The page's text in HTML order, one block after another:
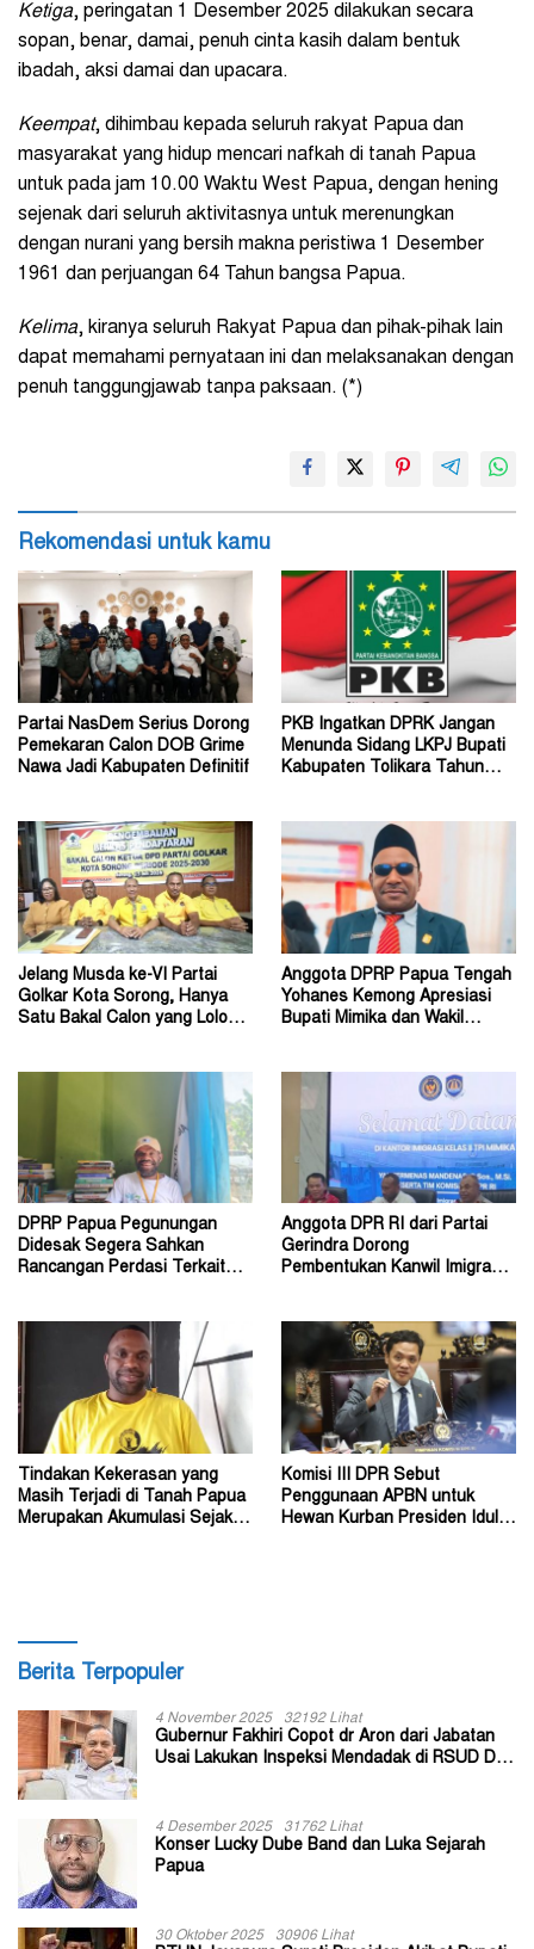
Ketiga, peringatan 1 Desember 2025 dilakukan secara
sopan, benar, damai, penuh cinta kasih dalam bentuk
ibadah, aksi damai dan upacara.
Keempat, dihimbau kepada seluruh rakyat Papua dan
masyarakat yang hidup mencari nafkah di tanah Papua
untuk pada jam 10.00 Waktu West Papua, dengan hening
sejenak dari seluruh aktivitasnya untuk merenungkan
dengan nurani yang bersih makna peristiwa 1 Desember
1961 dan perjuangan 64 Tahun bangsa Papua.
Kelima, kiranya seluruh Rakyat Papua dan pihak-pihak lain
dapat memahami pernyataan ini dan melaksanakan dengan
penuh tanggungjawab tanpa paksaan. (*)
Rekomendasi untuk kamu
Partai NasDem Serius Dorong
Pemekaran Calon DOB Grime
Nawa Jadi Kabupaten Definitif
PKB Ingatkan DPRK Jangan
Menunda Sidang LKPJ Bupati
Kabupaten Tolikara Tahun
Jelang Musda ke-VI Partai
Golkar Kota Sorong, Hanya
Satu Bakal Calon yang Lolos
Anggota DPRP Papua Tengah
Yohanes Kemong Apresiasi
Bupati Mimika dan Wakil
DPRP Papua Pegunungan
Didesak Segera Sahkan
Rancangan Perdasi Terkait
Anggota DPR RI dari Partai
Gerindra Dorong
Pembentukan Kanwil Imigrasi
Tindakan Kekerasan yang
Masih Terjadi di Tanah Papua
Merupakan Akumulasi Sejak
Komisi III DPR Sebut
Penggunaan APBN untuk
Hewan Kurban Presiden Idul
Berita Terpopuler
4 November 2025 32192 Lihat
Gubernur Fakhiri Copot dr Aron dari Jabatan
Usai Lakukan Inspeksi Mendadak di RSUD Dok
4 Desember 2025 31762 Lihat
Konser Lucky Dube Band dan Luka Sejarah
Papua
30 Oktober 2025 30906 Lihat